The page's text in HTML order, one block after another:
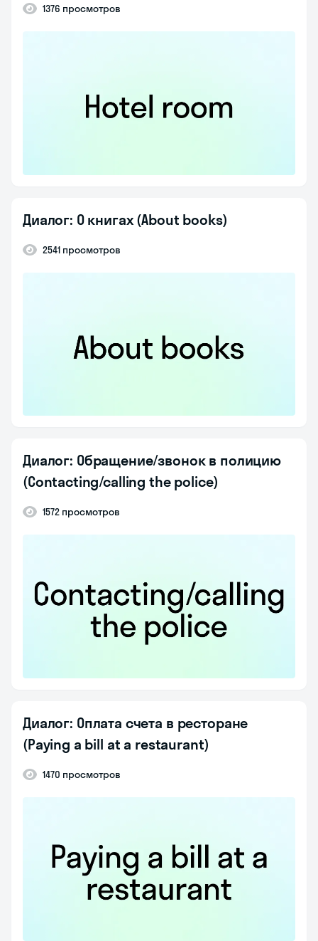
1376 просмотров
Диалог: О книгах (About books)
2541 просмотров
Диалог: Обращение/звонок в полицию
(Contacting/calling the police)
1572 просмотров
Диалог: Оплата счета в ресторане
(Paying a bill at a restaurant)
1470 просмотров